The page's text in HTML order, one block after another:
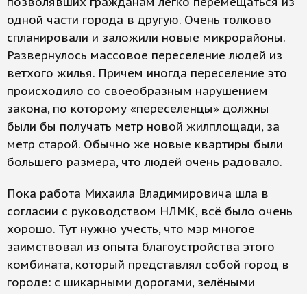
одной части города в другую. Очень толково
спланировали и заложили новые микрорайоны.
Развернулось массовое переселение людей из
ветхого жилья. Причем иногда переселение это
происходило со своеобразным нарушением
закона, по которому «переселенцы» должны
были бы получать метр новой жилплощади, за
метр старой. Обычно же новые квартиры были
большего размера, что людей очень радовало.
Пока работа Михаила Владимировича шла в
согласии с руководством НЛМК, всё было очень
хорошо. Тут нужно учесть, что мэр многое
заимствовал из опыта благоустройства этого
комбината, который представлял собой город в
городе: с шикарными дорогами, зелёными